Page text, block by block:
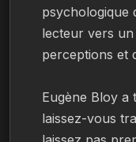
psychologique
lecteur vers
perceptions et
Eugène Bloy a
laissez-vous